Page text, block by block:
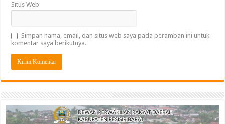
Situs Web
Simpan nama, email, dan situs web saya pada peramban ini untuk
komentar saya berikutnya.